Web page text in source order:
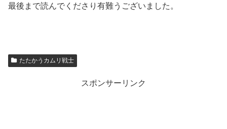
最後まで読んでくださり有難うございました。
たたかうカムリ戦士
スポンサーリンク